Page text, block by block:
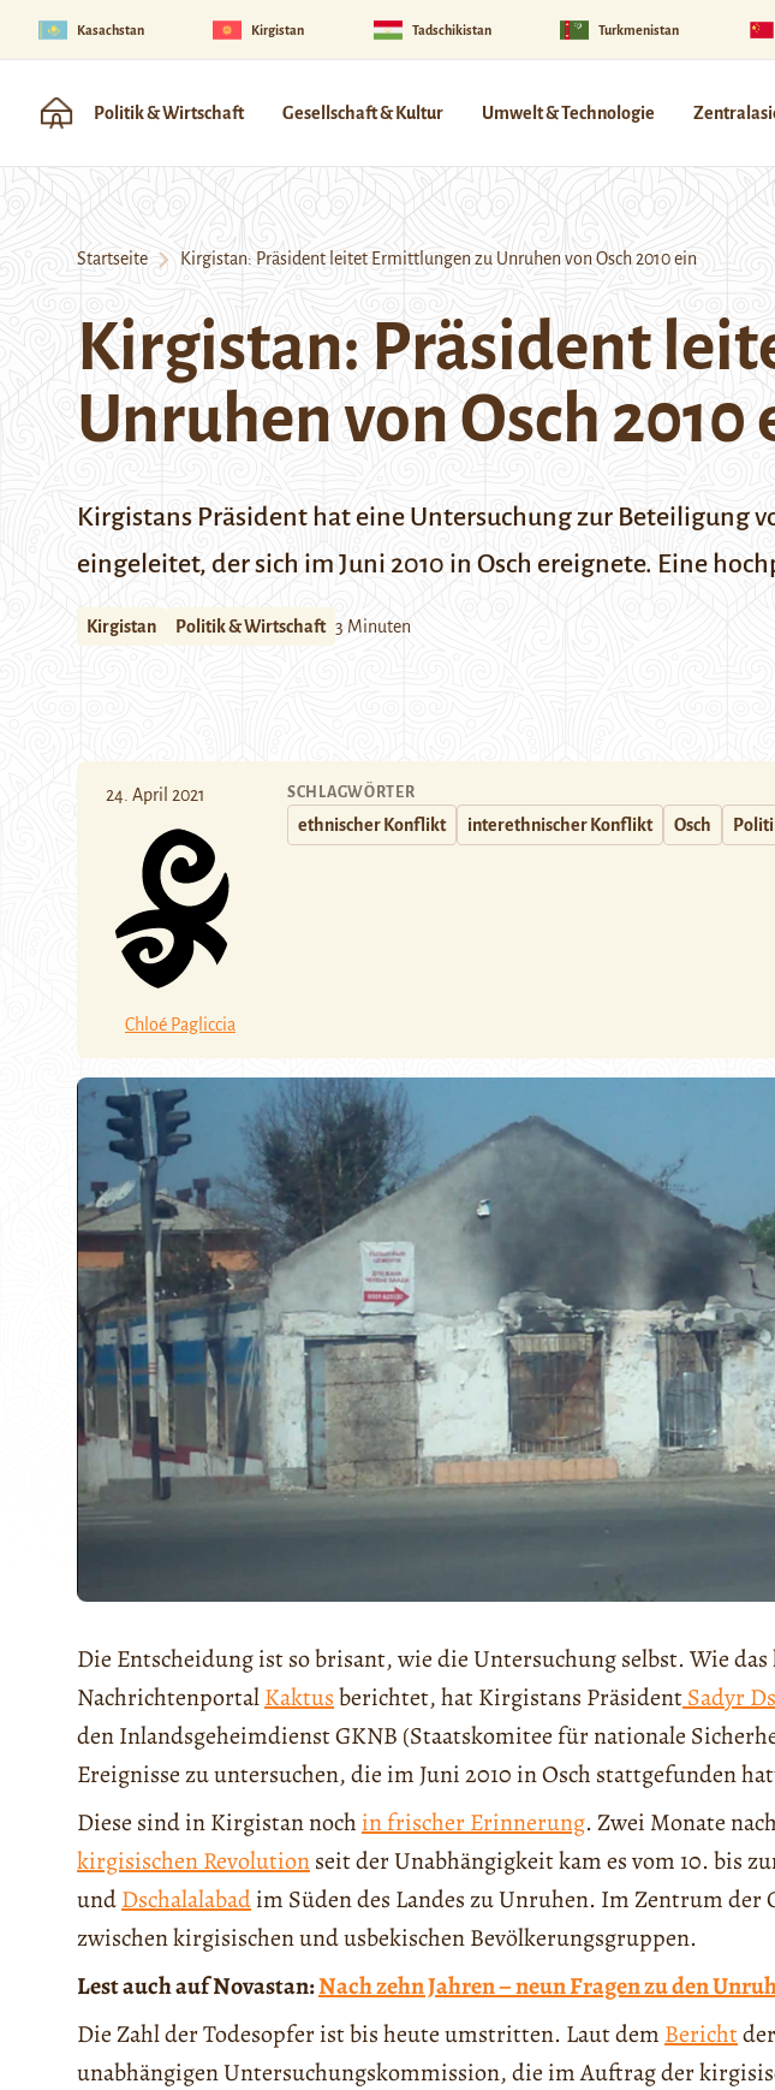
Kasachstan Kirgistan Tadschikistan Turkmenistan
Politik & Wirtschaft Gesellschaft & Kultur Umwelt & Technologie
Startseite Kirgistan: Präsident leitet Ermittlungen zu Unruhen von Osch 2010 ein
Kirgistan: Präsident
Unruhen von Osch 2010
Kirgistans Präsident hat eine Untersuchung zur Beteiligung
eingeleitet, der sich im Juni 2010 in Osch ereignete. Eine
Kirgistan Politik & Wirtschaft 3 Minuten
24. April 2021
Chloé Pagliccia
SCHLAGWÖRTER
ethnischer Konflikt interethnischer Konflikt Osch
Die Entscheidung ist so brisant, wie die Untersuchung selbst. Wie
NachrichtenportalKaktusberichtet, hat Kirgistans PräsidentSadyr
den Inlandsgeheimdienst GKNB (Staatskomitee für nationale
Ereignisse zu untersuchen, die im Juni 2010 in Osch stattgefunden
Diese sind in Kirgistan noch in frischer Erinnerung. Zwei Monate
kirgisischen Revolutionseit der Unabhängigkeit kam es vom 10. bis
undDschalalabadim Süden des Landes zu Unruhen. Im Zentrum
zwischen kirgisischen und usbekischen Bevölkerungsgruppen.
Lest auch auf Novastan:Nach zehn Jahren – neun Fragen zu den
Die Zahl der Todesopfer ist bis heute umstritten. Laut dem Bericht
unabhängigen Untersuchungskommission, die im Auftrag der